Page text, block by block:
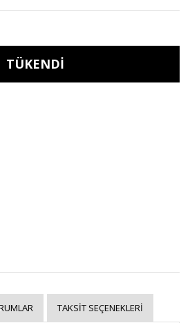
TÜKENDİ
TAKSIT SEÇENEKLERI